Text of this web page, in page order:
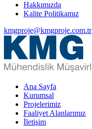
Hakkımızda
Kalite Politikamız
kmgproje@kmgproje.com.tr
Ana Sayfa
Kurumsal
Projelerimiz
Faaliyet Alanlarımız
İletişim